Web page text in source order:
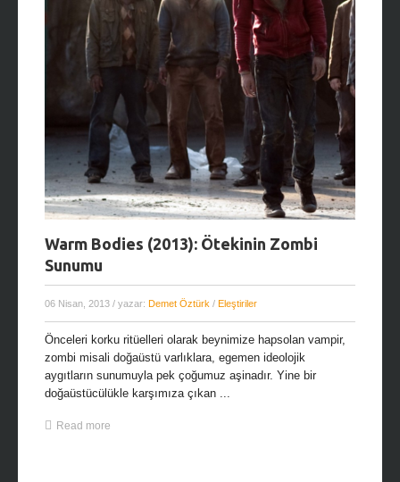
Warm Bodies (2013): Ötekinin Zombi
Sunumu
06 Nisan, 2013 / yazar: Demet Öztürk / Eleştiriler
Önceleri korku ritüelleri olarak beynimize hapsolan vampir,
zombi misali doğaüstü varlıklara, egemen ideolojik
aygıtların sunumuyla pek çoğumuz aşinadır. Yine bir
doğaüstücülükle karşımıza çıkan ...
Read more